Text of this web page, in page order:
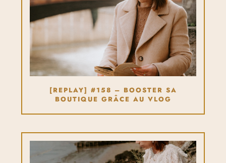
[REPLAY] #158 – BOOSTER SA
BOUTIQUE GRÂCE AU VLOG